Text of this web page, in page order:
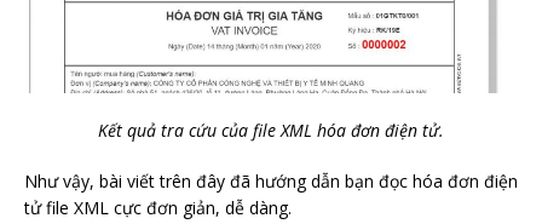
Kết quả tra cứu của file XML hóa đơn điện tử.
Như vậy, bài viết trên đây đã hướng dẫn bạn đọc hóa đơn điện
tử file XML cực đơn giản, dễ dàng.